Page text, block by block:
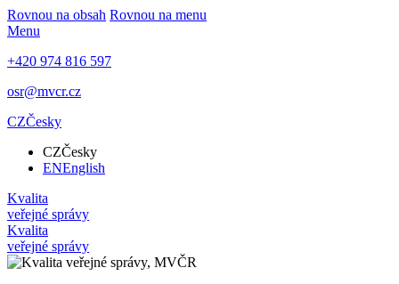
Rovnou na obsah Rovnou na menu
Menu
+420 974 816 597
osr@mvcr.cz
CZČesky
CZČesky
ENEnglish
Kvalita
veřejné správy
Kvalita
veřejné správy